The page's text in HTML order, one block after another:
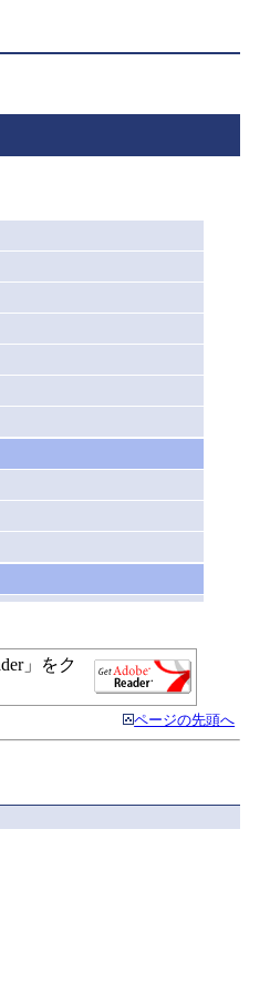
」をク
ページの先頭へ